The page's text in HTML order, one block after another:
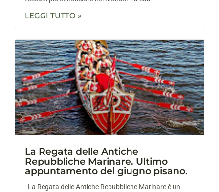
LEGGI TUTTO »
La Regata delle Antiche
Repubbliche Marinare. Ultimo
appuntamento del giugno pisano.
La Regata delle Antiche Repubbliche Marinare è un